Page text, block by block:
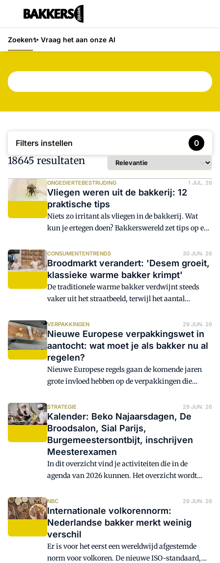
Zoeken✨ Vraag het aan onze AI
Typ hier wat je wilt vinden
Filters instellen 0
18645 resultaten
ONGEDIERTEBESTRIJDING 1 JUL. 26
Vliegen weren uit de bakkerij: 12
praktische tips
Niets zo irritant als vliegen in de bakkerij. Wat
kun je ertegen doen? Bakkerswereld zet tips op een
bestrijden.
CONSUMENTENTRENDS 30 JUN. 26
Broodmarkt verandert: 'Desem groeit,
klassieke warme bakker krimpt'
De traditionele warme bakker verdwijnt steeds
vaker uit het straatbeeld, terwijl het aantal
Vooral in de grotere steden openen steeds meer
zaken waar ambachtelijk (zuur)desembrood,
koffie en horeca worden gecombineerd.
VERPAKKINGEN 29 JUN. 26
Nieuwe Europese verpakkingswet in
aantocht: wat moet je als bakker nu al
regelen?
Nieuwe Europese regels gaan de komende jaren
grote invloed hebben op de verpakkingen die
ondernemer nu al rekening mee houden? Pauline
Houtsma, kennisspecialist Hygiëne & Wetgeving
van het Nederlands Bakkerij Centrum (NBC), zet
de belangrijkste aandachtspunten op een rij.
STRATEGIE 29 JUN. 26
Kalender: Beko Najaarsdagen, De
Broodsalon, Sial Parijs,
Burgemeestersontbijt, inschrijven
Meesterexamen
In dit overzicht vind je activiteiten die in de
agenda van 2026 kunnen. Het overzicht wordt
proeverij De Broodsalon bij De Goudfazant in
Amsterdam; Sial Parijs in oktober; Sigep-agenda
2027; Robèrt in theater Eindhoven;
Burgemeestersontbijt in oktober.
NBC 29 JUN. 26
Internationale volkorennorm:
Nederlandse bakker merkt weinig
verschil
Er is voor het eerst een wereldwijd afgestemde
norm voor volkoren. De nieuwe ISO-standaard,